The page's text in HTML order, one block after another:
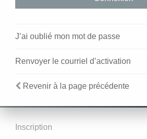
J’ai oublié mon mot de passe
Renvoyer le courriel d’activation
Revenir à la page précédente
Inscription